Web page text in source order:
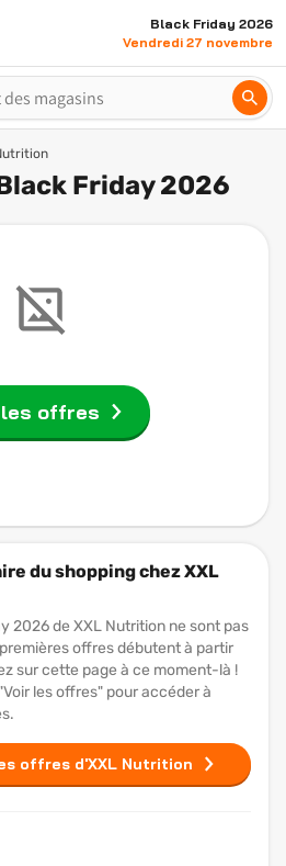
Black Friday 2026
Vendredi 27 novembre
Friday 2026
offres
du shopping chez XXL
2026 de XXL Nutrition ne sont pas
offres débutent à partir
sur cette page à ce moment-là !
les offres" pour accéder à
offres d'XXL Nutrition